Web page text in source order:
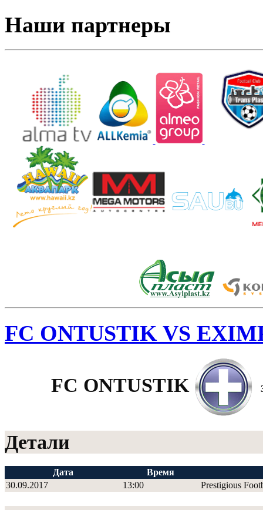
Наши партнеры
FC ONTUSTIK VS
FC ONTUSTIK
Детали
Дата
Время
30.09.2017
13:00 Prestigious